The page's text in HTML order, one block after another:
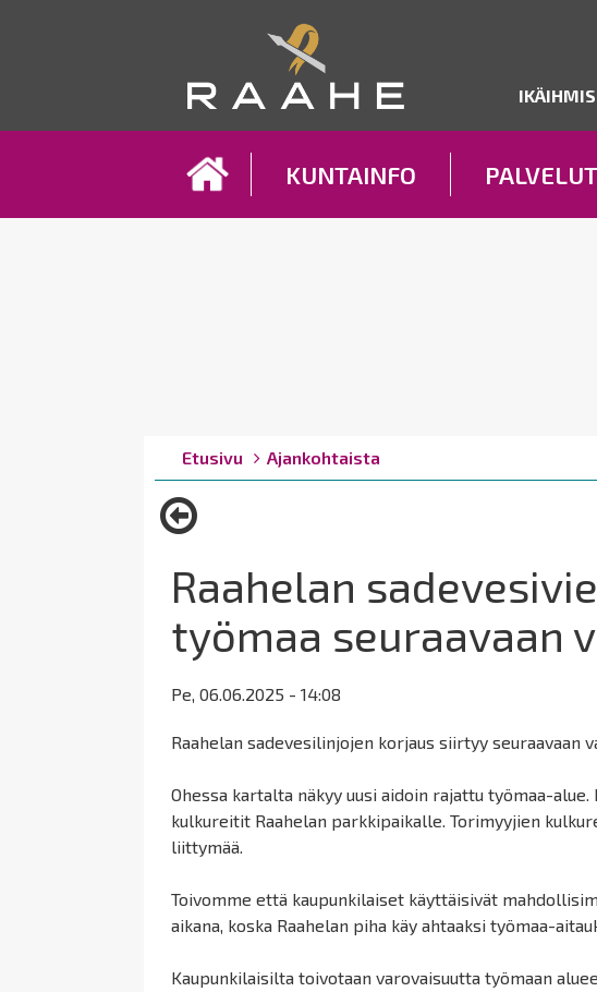
KUNTAINFO PALVELUT
Breadcrumbs
You
are
here:
Etusivu Ajankohtaista
Raahelan
työmaa seuraavaan
Pe, 06.06.2025 - 14:08
Raahelan sadevesilinjojen korjaus siirtyy seuraavaan
Ohessa kartalta näkyy uusi aidoin rajattu työmaa-
kulkureitit Raahelan parkkipaikalle. Torimyyjien
liittymää.
Toivomme että kaupunkilaiset käyttäisivät
aikana, koska Raahelan piha käy ahtaaksi työmaa-
Kaupunkilaisilta toivotaan varovaisuutta työmaan